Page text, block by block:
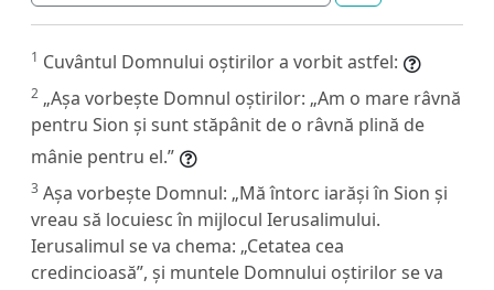
1 Cuvântul Domnului oștirilor a vorbit astfel:
2 „Așa vorbește Domnul oștirilor: „Am o mare râvnă
pentru Sion și sunt stăpânit de o râvnă plină de
mânie pentru el.”
3 Așa vorbește Domnul: „Mă întorc iarăși în Sion și
vreau să locuiesc în mijlocul Ierusalimului.
Ierusalimul se va chema: „Cetatea cea
credincioasă”, și muntele Domnului oștirilor se va